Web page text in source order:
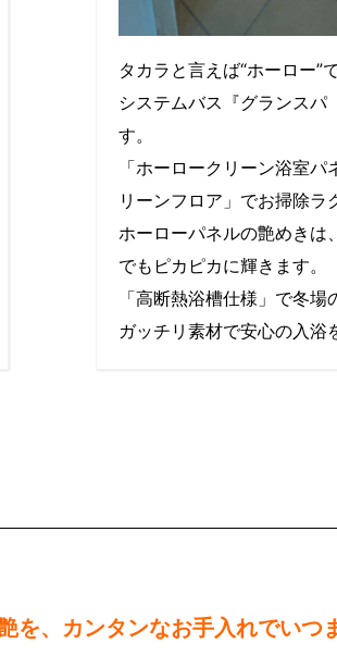
タカラと言えば“ホーロー”
システムバス『グランスパ
す。
「ホーロークリーン浴室
リーンフロア」でお掃除ラ
ホーローパネルの艶めきは
でもピカピカに輝きます。
「高断熱浴槽仕様」で冬
ガッチリ素材で安心の入浴
を、カンタンなお手入れでいつ